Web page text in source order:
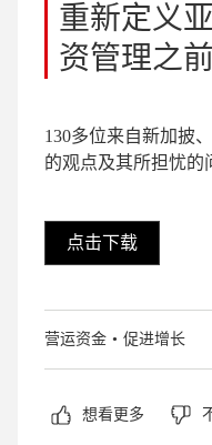
重新定义
资管理之
130多位来自新加披
的观点及其所担忧的
点击下载
营运资金 促进增长
想看更多